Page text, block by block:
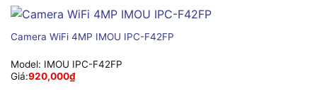
Camera WiFi 4MP IMOU IPC-F42FP
Model: IMOU IPC-F42FP
Giá:920,000₫